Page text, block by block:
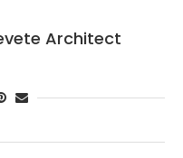
Architect